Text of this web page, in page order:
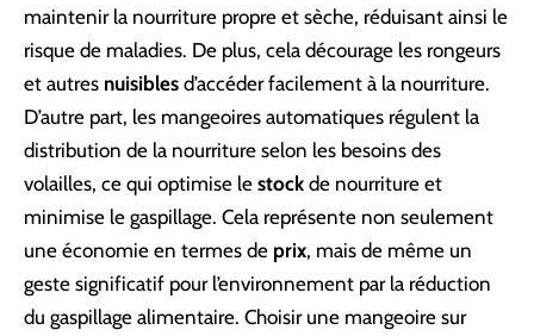
maintenir la nourriture propre et sèche, réduisant ainsi le
risque de maladies. De plus, cela décourage les rongeurs
et autres nuisibles d’accéder facilement à la nourriture.
D’autre part, les mangeoires automatiques régulent la
distribution de la nourriture selon les besoins des
volailles, ce qui optimise le stock de nourriture et
minimise le gaspillage. Cela représente non seulement
une économie en termes de prix, mais de même un
geste significatif pour l’environnement par la réduction
du gaspillage alimentaire. Choisir une mangeoire sur